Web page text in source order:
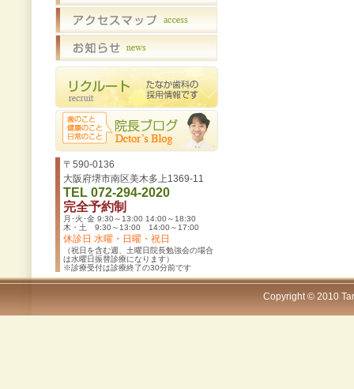
〒590-0136
大阪府堺市南区美木多上1369-11
TEL 072-294-2020
完全予約制
月･火･金 9:30～13:00 14:00～18:30
木・土 9:30～13:00 14:00～17:00
休診日 水曜・日曜・祝日
（祝日を含む週、土曜日院長勉強会の場合
は水曜日振替診療になります）
※診療受付は診療終了の30分前です
Copyright © 2010